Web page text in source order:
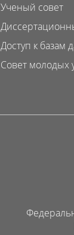
Ученый совет
Доступ к базам
Совет молодых